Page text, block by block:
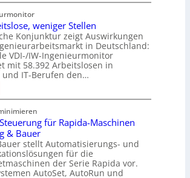
weniger Stellen
Konjunktur zeigt Auswirkungen
in Deutschland:
VDI-/IW-Ingenieurmonitor
mit 58.392 Arbeitslosen in
und IT-Berufen den…
für Rapida-Maschinen
& Bauer
stellt Automatisierungs- und
für die
der Serie Rapida vor.
AutoSet, AutoRun und